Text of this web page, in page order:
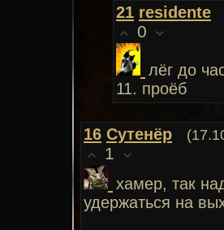
21 residente
0
лёг до
11. проёб
16 Сутенёр
1
хамер, так
удержаться на